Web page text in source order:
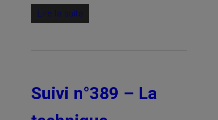
Lire la suite
Suivi n°389 – La